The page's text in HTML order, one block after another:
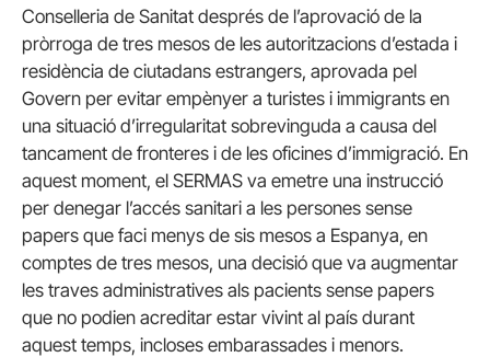
Conselleria de Sanitat després de l’aprovació de la
pròrroga de tres mesos de les autoritzacions d’estada i
residència de ciutadans estrangers, aprovada pel
Govern per evitar empènyer a turistes i immigrants en
una situació d’irregularitat sobrevinguda a causa del
tancament de fronteres i de les oficines d’immigració. En
aquest moment, el SERMAS va emetre una instrucció
per denegar l’accés sanitari a les persones sense
papers que faci menys de sis mesos a Espanya, en
comptes de tres mesos, una decisió que va augmentar
les traves administratives als pacients sense papers
que no podien acreditar estar vivint al país durant
aquest temps, incloses embarassades i menors.